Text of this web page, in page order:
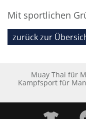
Mit sportlichen
zurück zur
Muay Thai für
Kampfsport für